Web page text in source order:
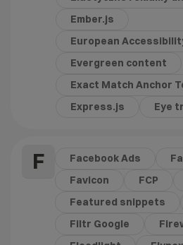
Ember.js
European
Evergreen content
Exact Match Anchor
Express.js
Eye
F Facebook Ads
Favicon
FCP
Featured snippets
Filtr Google